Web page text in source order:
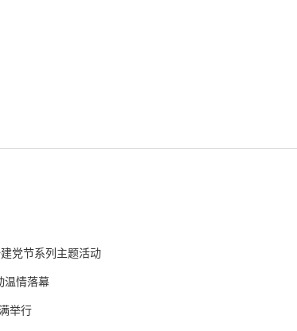
党节系列主题活动
温情落幕
举行